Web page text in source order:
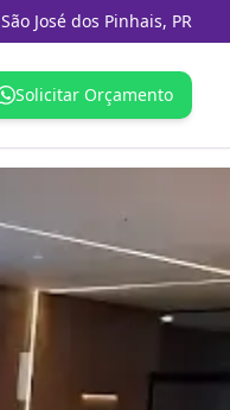
São José dos Pinhais, PR
Solicitar Orçamento